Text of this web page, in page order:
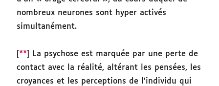
nombreux neurones sont hyper activés
simultanément.
** ] La psychose est marquée par une perte de
contact avec la réalité, altérant les pensées, les
croyances et les perceptions de l’individu qui